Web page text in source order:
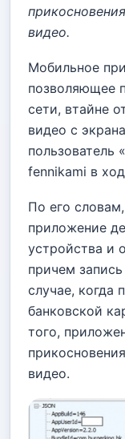
видео.
Мобильное
позволяющее
сети, втайне
видео с
пользователь
fennikami в
По его
приложение
устройства и
причем
случае, когда
банковской
того,
видео.